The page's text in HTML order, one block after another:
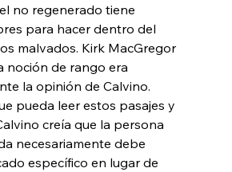
no regenerado tiene
para hacer dentro del
malvados. Kirk MacGregor
noción de rango era
la opinión de Calvino.
pueda leer estos pasajes y
creía que la persona
necesariamente debe
específico en lugar de